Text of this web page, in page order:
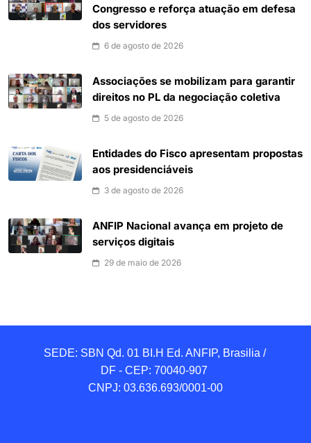
Congresso e reforça atuação em defesa
dos servidores
6 de agosto de 2026
Associações se mobilizam para garantir
direitos no PL da negociação coletiva
5 de agosto de 2026
Entidades do Fisco apresentam propostas
aos presidenciáveis
3 de agosto de 2026
ANFIP Nacional avança em projeto de
serviços digitais
29 de maio de 2026
SEDE: SBN Qd. 01 BI.H Ed. ANFIP, Brasilia /
DF - CEP: 70040-907
CNPJ: 03.636.693/0001-00